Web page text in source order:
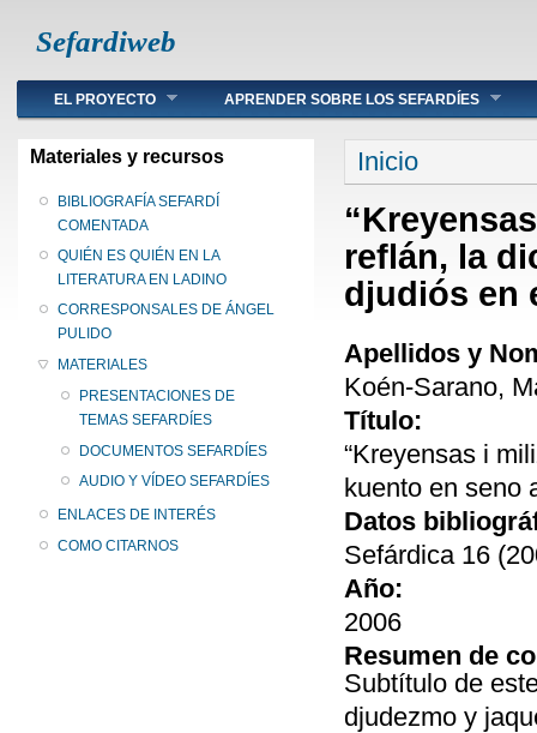
Sefardiweb
Main menu
EL PROYECTO APRENDER SOBRE LOS SEFARDÍES
Materiales y recursos
BIBLIOGRAFÍA SEFARDÍ
COMENTADA
QUIÉN ES QUIÉN EN LA
LITERATURA EN LADINO
CORRESPONSALES DE ÁNGEL
PULIDO
MATERIALES
PRESENTACIONES DE
TEMAS SEFARDÍES
DOCUMENTOS SEFARDÍES
AUDIO Y VÍDEO SEFARDÍES
ENLACES DE INTERÉS
COMO CITARNOS
Se encuentra
Inicio
reflán, la
djudiós en
Apellidos y
Koén-Sarano,
Título:
“Kreyensas i
kuento en seno
Datos
Sefárdica 16
Año:
2006
Resumen de
Subtítulo de
djudezmo y